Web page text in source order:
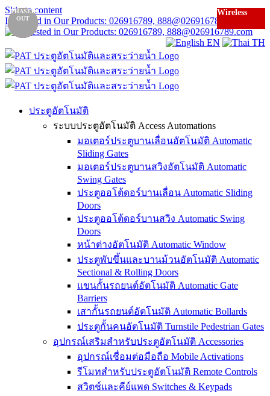
Skip to content
Interested in Our Products: 026916789, 888@026916789.com
EN TH
ประตูอัตโนมัติ
ระบบประตูอัตโนมัติ Access Automations
มอเตอร์ประตูบานเลื่อนอัตโนมัติ Automatic
Sliding Gates
มอเตอร์ประตูบานสวิงอัตโนมัติ Automatic
Swing Gates
ประตูออโต้ดอร์บานเลื่อน Automatic Sliding
Doors
ประตูออโต้ดอร์บานสวิง Automatic Swing
Doors
หน้าต่างอัตโนมัติ Automatic Window
ประตูพับขึ้นและบานม้วนอัตโนมัติ Automatic
Sectional & Rolling Doors
แขนกั้นรถยนต์อัตโนมัติ Automatic Gate
Barriers
เสากั้นรถยนต์อัตโนมัติ Automatic Bollards
ประตูกั้นคนอัตโนมัติ Turnstile Pedestrian Gates
อุปกรณ์เสริมสำหรับประตูอัตโนมัติ Accessories
อุปกรณ์เชื่อมต่อมือถือ Mobile Activations
รีโมทสำหรับประตูอัตโนมัติ Remote Controls
สวิตช์และคีย์แพด Switches & Keypads
Wireless
Wireless
PHASED
OUT
Special
order
Wireless
Touchless
PHASED
OUT
Touchless
PHASED
OUT
Wireless